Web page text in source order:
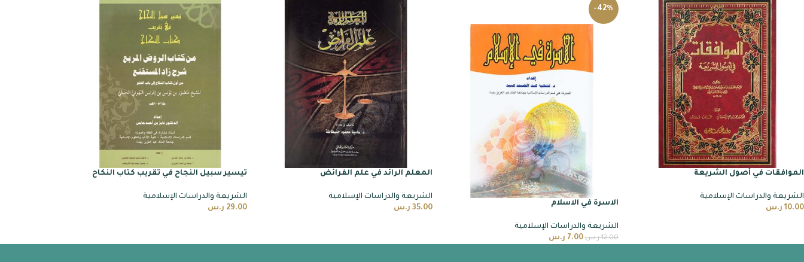
الموافقات في أصول الشريعة
الشريعة والدراسات الإسلامية
10.00 ر.س
-42%
الاسرة في الاسلام
الشريعة والدراسات الإسلامية
12.00 ر.س 7.00 ر.س
المعلم الرائد في علم الفرائض
الشريعة والدراسات الإسلامية
35.00 ر.س
تيسير سبيل النجاح في تقريب كتاب النكاح
الشريعة والدراسات الإسلامية
29.00 ر.س